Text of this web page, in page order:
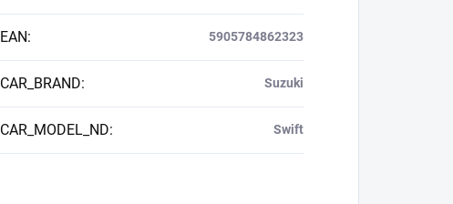
EAN: 5905784862323
CAR_BRAND: Suzuki
CAR_MODEL_ND: Swift